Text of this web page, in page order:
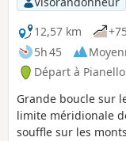
12,57 km
5h 45
Départ à
Grande boucle sur
limite méridionale
souffle sur les